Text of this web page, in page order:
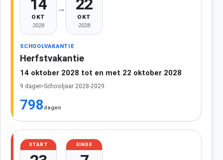
14
OKT
2028
→ 22
OKT
2028
SCHOOLVAKANTIE
Herfstvakantie
14 oktober 2028 tot en met 22 oktober 2028
9 dagen•Schooljaar 2028-2029
798 dagen
START EINDE